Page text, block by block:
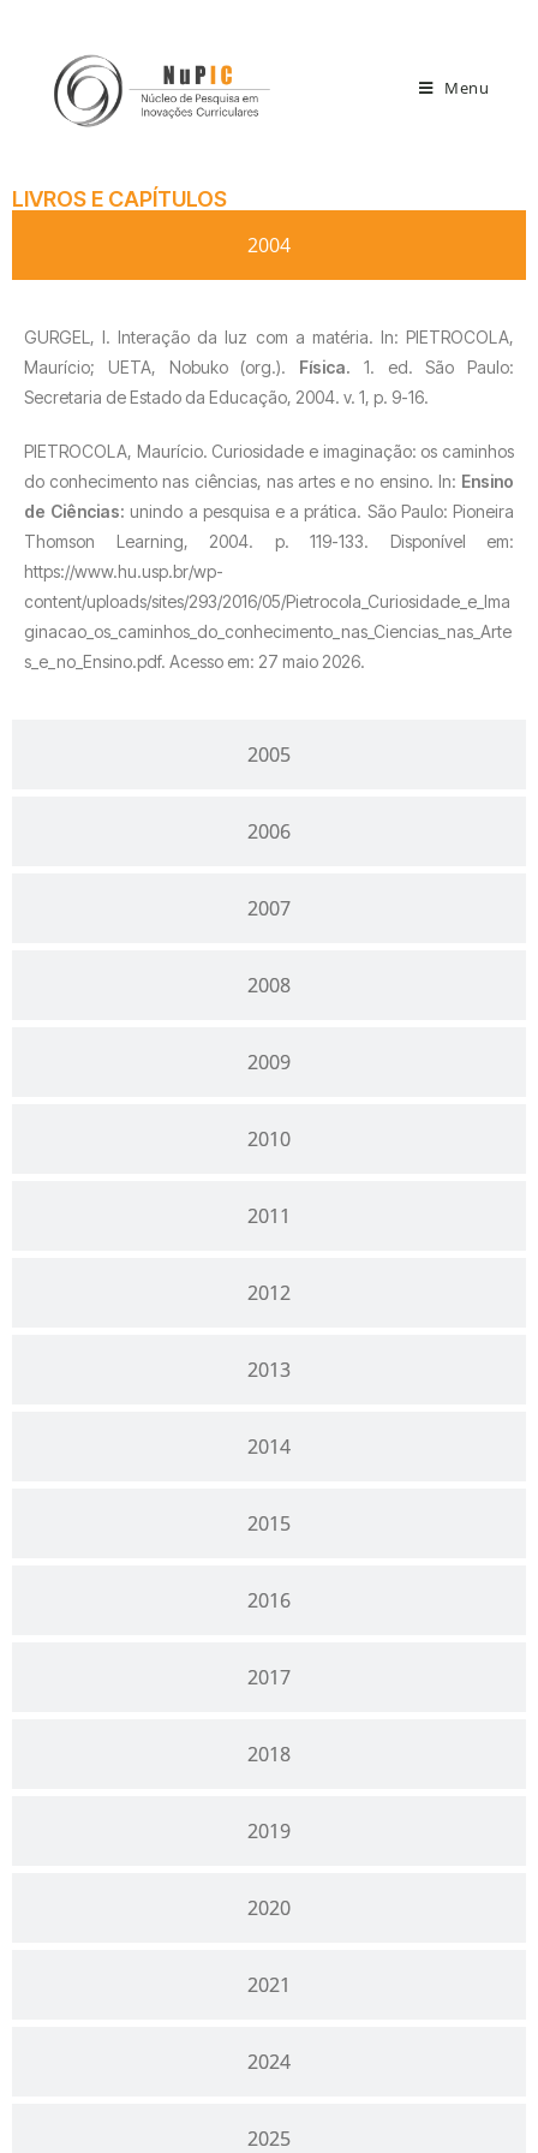
Menu
LIVROS E CAPÍTULOS
2004
2005
2006
2007
2008
2009
2010
2011
2012
2013
2014
2015
2016
2017
2018
2019
2020
2021
2024
2025
GURGEL, I. Interação da luz com a matéria. In: PIETROCOLA,
Maurício; UETA, Nobuko (org.). Física. 1. ed. São Paulo:
Secretaria de Estado da Educação, 2004. v. 1, p. 9-16.
PIETROCOLA, Maurício. Curiosidade e imaginação: os caminhos
do conhecimento nas ciências, nas artes e no ensino. In: Ensino
de Ciências: unindo a pesquisa e a prática. São Paulo: Pioneira
Thomson Learning, 2004. p. 119-133. Disponível em:
https://www.hu.usp.br/wp-
content/uploads/sites/293/2016/05/Pietrocola_Curiosidade_e_Ima
ginacao_os_caminhos_do_conhecimento_nas_Ciencias_nas_Arte
s_e_no_Ensino.pdf. Acesso em: 27 maio 2026.